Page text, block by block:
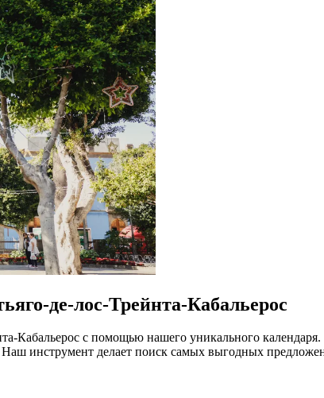
де-лос-Трейнта-Кабальерос
Кабальерос с помощью нашего уникального
инструмент делает поиск самых выгодных